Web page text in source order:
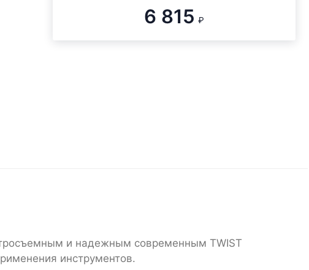
6 815 ₽
и надежным современным TWIST
инструментов.